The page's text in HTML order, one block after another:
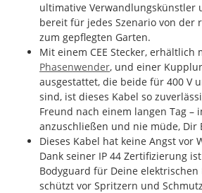
ultimative Verwandlungskünstler
bereit für jedes Szenario von der
zum gepflegten Garten.
Mit einem CEE Stecker, erhältlich
Phasenwender, und einer
ausgestattet, die beide für 400 V
sind, ist dieses Kabel so
Freund nach einem langen Tag –
anzuschließen und nie müde, Dir
Dieses Kabel hat keine Angst vor
Dank seiner IP 44 Zertifizierung
Bodyguard für Deine elektrischen
schützt vor Spritzern und